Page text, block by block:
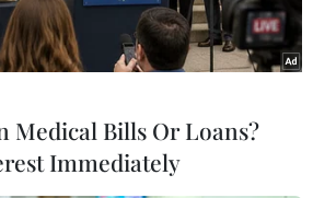
tới: VN-Index có
điểm?
ngoài được
Medical Bills Or Loans?
Immediately